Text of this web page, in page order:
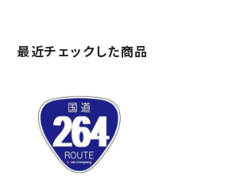
最近チェックした商品